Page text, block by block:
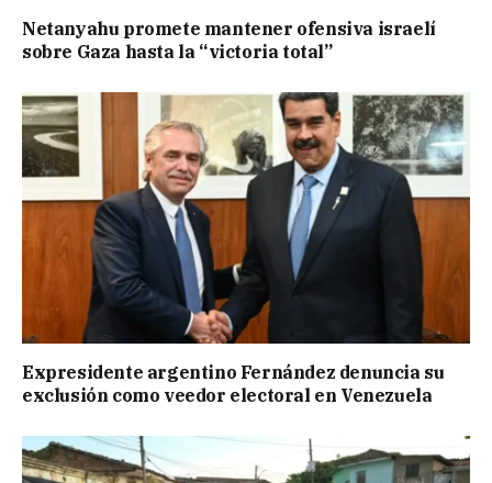
Netanyahu promete mantener ofensiva israelí
sobre Gaza hasta la “victoria total”
Expresidente argentino Fernández denuncia su
exclusión como veedor electoral en Venezuela